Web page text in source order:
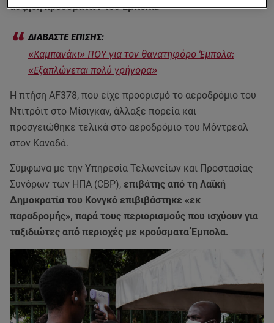
αύξηση κρουσμάτων του Έμπολα.
«Καμπανάκι» ΠΟΥ για τον θανατηφόρο Έμπολα:
«Εξαπλώνεται πολύ γρήγορα»
Η πτήση AF378, που είχε προορισμό το αεροδρόμιο του
Ντιτρόιτ στο Μίσιγκαν, άλλαξε πορεία και
προσγειώθηκε τελικά στο αεροδρόμιο του Μόντρεαλ
στον Καναδά.
Σύμφωνα με την Υπηρεσία Τελωνείων και Προστασίας
Συνόρων των ΗΠΑ (CBP), επιβάτης από τη Λαϊκή
Δημοκρατία του Κονγκό επιβιβάστηκε «εκ
παραδρομής», παρά τους περιορισμούς που ισχύουν για
ταξιδιώτες από περιοχές με κρούσματα Έμπολα.